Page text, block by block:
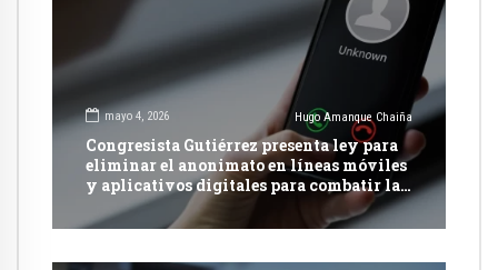
mayo 4, 2026 Hugo Amanque Chaiña
Congresista Gutiérrez presenta ley para
eliminar el anonimato en líneas móviles
y aplicativos digitales para combatir la
extorsión